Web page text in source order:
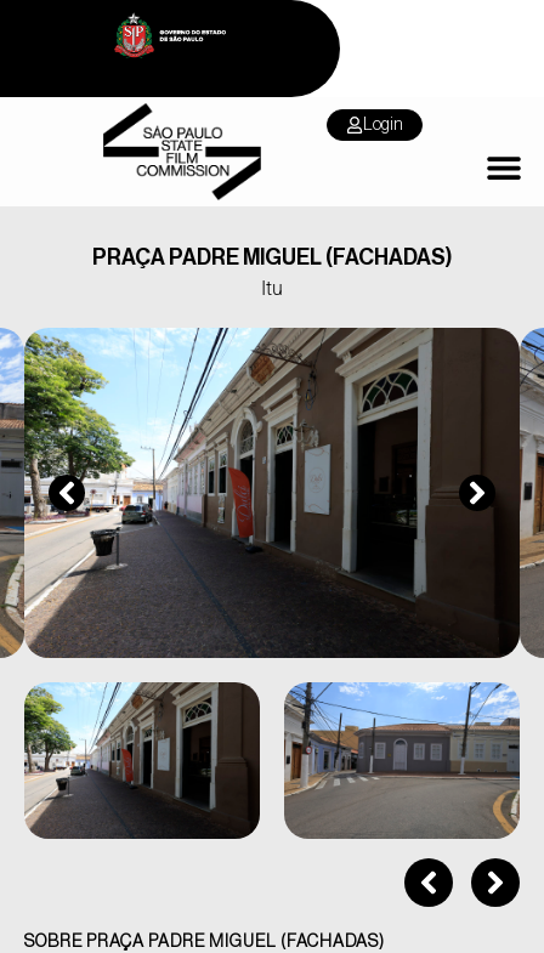
Login
PRAÇA PADRE MIGUEL (FACHADAS)
Itu
SOBRE PRAÇA PADRE MIGUEL (FACHADAS)